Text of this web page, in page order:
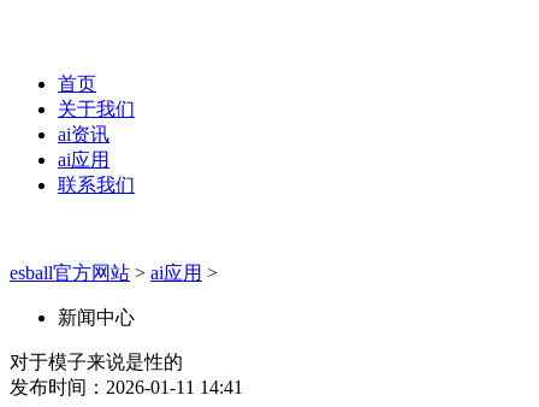
首页
关于我们
ai资讯
ai应用
联系我们
esball官方网站 > ai应用 >
新闻中心
对于模子来说是性的
发布时间：2026-01-11 14:41